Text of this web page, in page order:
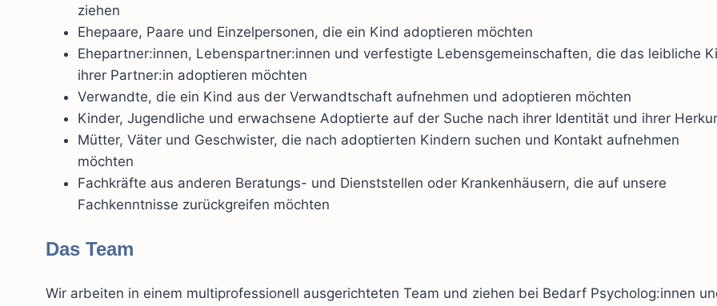
ziehen
Ehepaare, Paare und Einzelpersonen, die ein Kind adoptieren möchten
Ehepartner:innen, Lebenspartner:innen und verfestigte Lebensgemeinschaften, die das leibliche
ihrer Partner:in adoptieren möchten
Verwandte, die ein Kind aus der Verwandtschaft aufnehmen und adoptieren möchten
Kinder, Jugendliche und erwachsene Adoptierte auf der Suche nach ihrer Identität und ihrer
Mütter, Väter und Geschwister, die nach adoptierten Kindern suchen und Kontakt aufnehmen
möchten
Fachkräfte aus anderen Beratungs- und Dienststellen oder Krankenhäusern, die auf unsere
Fachkenntnisse zurückgreifen möchten
Das Team
Wir arbeiten in einem multiprofessionell ausgerichteten Team und ziehen bei Bedarf Psycholog:innen